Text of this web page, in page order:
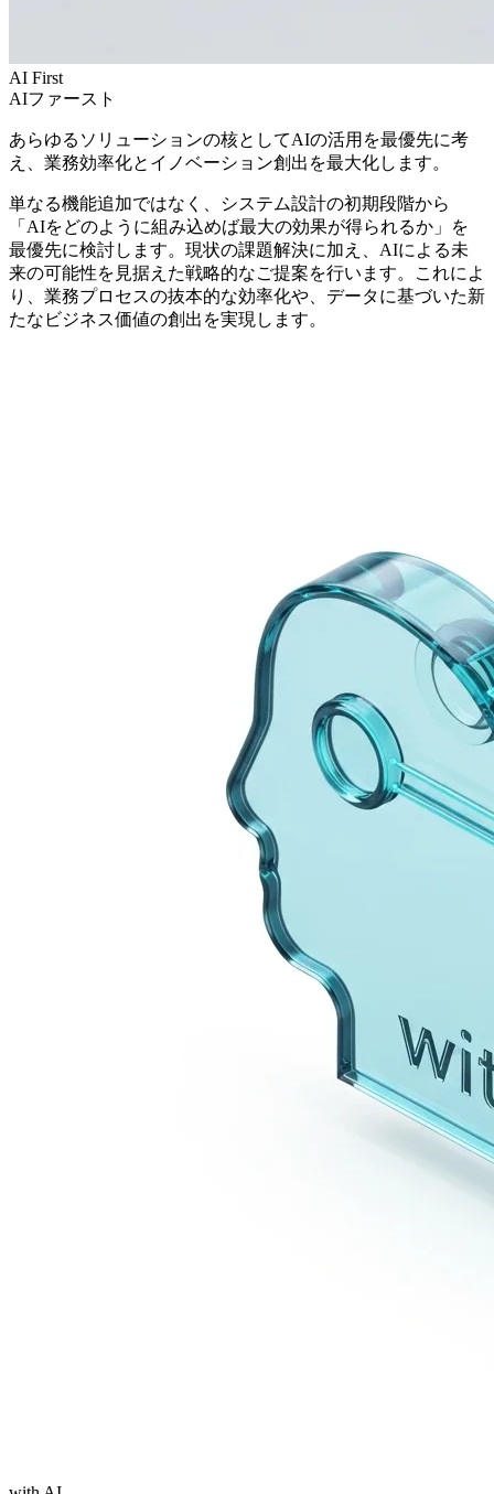
AI First
AIファースト
あらゆるソリューションの核としてAIの活用を最優先に考
え、業務効率化とイノベーション創出を最大化します。
単なる機能追加ではなく、システム設計の初期段階から
「AIをどのように組み込めば最大の効果が得られるか」を
最優先に検討します。現状の課題解決に加え、AIによる未
来の可能性を見据えた戦略的なご提案を行います。これによ
り、業務プロセスの抜本的な効率化や、データに基づいた新
たなビジネス価値の創出を実現します。